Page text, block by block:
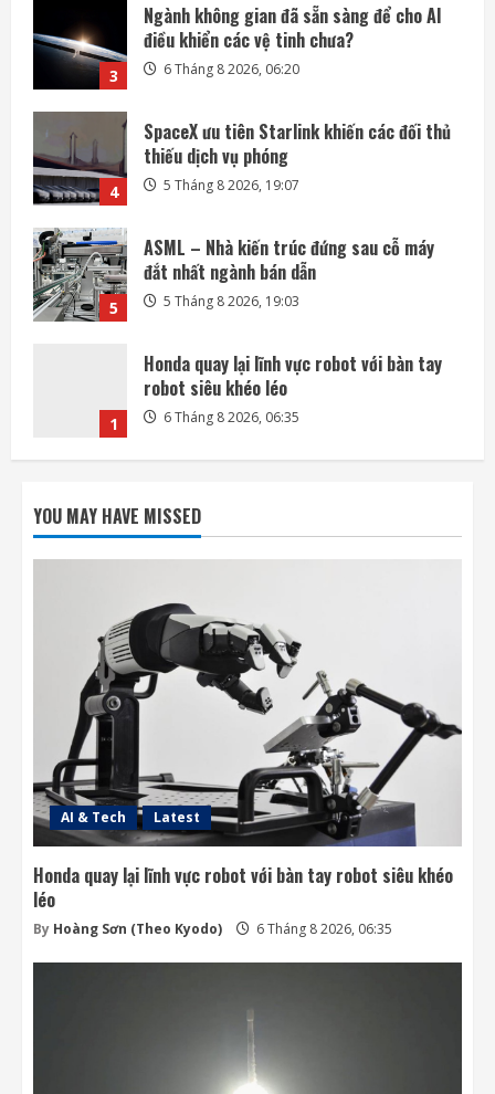
3
Ngành không gian đã sẵn sàng để cho AI
điều khiển các vệ tinh chưa?
6 Tháng 8 2026, 06:20
4
SpaceX ưu tiên Starlink khiến các đối thủ
thiếu dịch vụ phóng
5 Tháng 8 2026, 19:07
5
ASML – Nhà kiến trúc đứng sau cỗ máy
đắt nhất ngành bán dẫn
5 Tháng 8 2026, 19:03
1
Honda quay lại lĩnh vực robot với bàn tay
robot siêu khéo léo
6 Tháng 8 2026, 06:35
2
nối di động trực tiếp
6 Tháng 8 2026, 06:30
3
điều khiển các vệ tinh chưa?
6 Tháng 8 2026, 06:20
4
SpaceX ưu tiên Starlink khiến các đối thủ
thiếu dịch vụ phóng
5 Tháng 8 2026, 19:07
YOU MAY HAVE MISSED
AI & Tech Latest
Honda quay lại lĩnh vực robot với bàn tay robot siêu khéo
léo
By Hoàng Sơn (Theo Kyodo) 6 Tháng 8 2026, 06:35